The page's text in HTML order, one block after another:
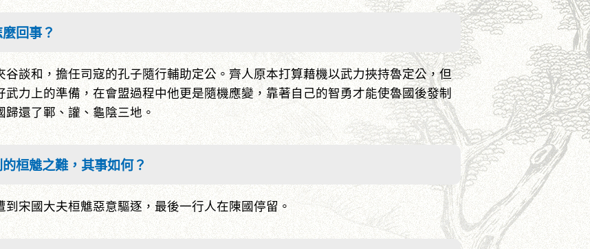
回事？
談和，擔任司寇的孔子隨行輔助定公。齊人原本打算藉機以武力挾持魯定公，但
力上的準備，在會盟過程中他更是隨機應變，靠著自己的智勇才能使魯國後發制
還了鄆、讙、龜陰三地。
桓魋之難，其事如何？
宋國大夫桓魋惡意驅逐，最後一行人在陳國停留。